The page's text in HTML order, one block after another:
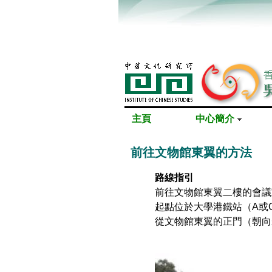
主頁 中心簡介
前往文物館東翼的方法
路線指引
前往文物館東翼二樓的會
起點位於大學港鐵站（A
從文物館東翼的正門（朝